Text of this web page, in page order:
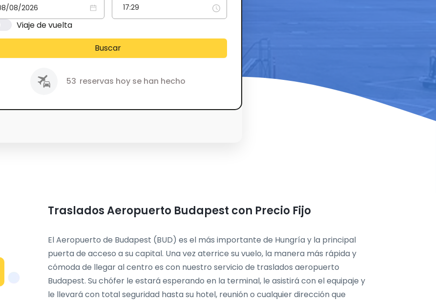
Viaje de vuelta
Buscar
53 reservas hoy se han hecho
Traslados Aeropuerto Budapest con Precio Fijo
El Aeropuerto de Budapest (BUD) es el más importante de Hungría y la principal
puerta de acceso a su capital. Una vez aterrice su vuelo, la manera más rápida y
cómoda de llegar al centro es con nuestro servicio de traslados aeropuerto
Budapest. Su chófer le estará esperando en la terminal, le asistirá con el equipaje y
le llevará con total seguridad hasta su hotel, reunión o cualquier dirección que